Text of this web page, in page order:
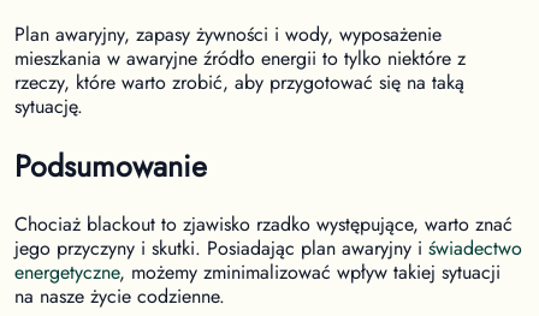
Plan awaryjny, zapasy żywności i wody, wyposażenie
mieszkania w awaryjne źródło energii to tylko niektóre z
rzeczy, które warto zrobić, aby przygotować się na taką
sytuację.
Podsumowanie
Chociaż blackout to zjawisko rzadko występujące, warto znać
jego przyczyny i skutki. Posiadając plan awaryjny i świadectwo
energetyczne, możemy zminimalizować wpływ takiej sytuacji
na nasze życie codzienne.